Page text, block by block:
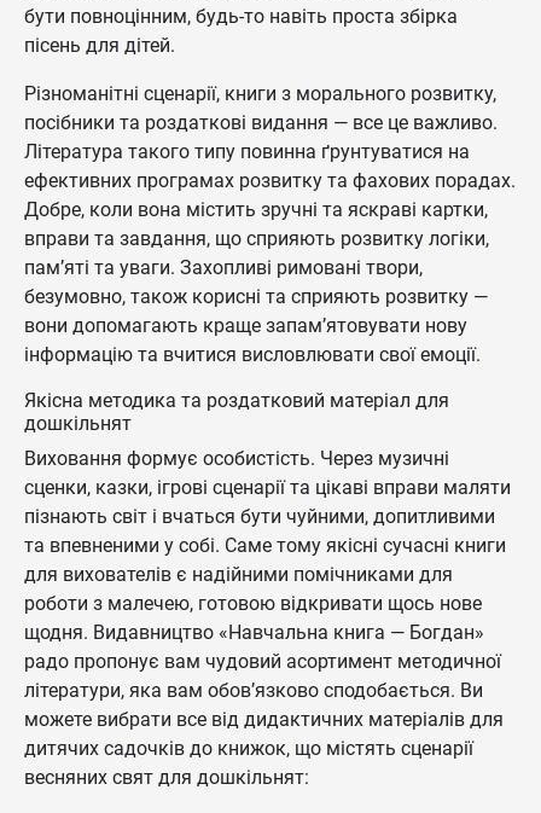
бути повноцінним, будь-то навіть проста збірка
пісень для дітей.
Різноманітні сценарії, книги з морального розвитку,
посібники та роздаткові видання — все це важливо.
Література такого типу повинна ґрунтуватися на
ефективних програмах розвитку та фахових порадах.
Добре, коли вона містить зручні та яскраві картки,
вправи та завдання, що сприяють розвитку логіки,
пам’яті та уваги. Захопливі римовані твори,
безумовно, також корисні та сприяють розвитку —
вони допомагають краще запам’ятовувати нову
інформацію та вчитися висловлювати свої емоції.
Якісна методика та роздатковий матеріал для
дошкільнят
Виховання формує особистість. Через музичні
сценки, казки, ігрові сценарії та цікаві вправи маляти
пізнають світ і вчаться бути чуйними, допитливими
та впевненими у собі. Саме тому якісні сучасні книги
для вихователів є надійними помічниками для
роботи з малечею, готовою відкривати щось нове
щодня. Видавництво «Навчальна книга — Богдан»
радо пропонує вам чудовий асортимент методичної
літератури, яка вам обов’язково сподобається. Ви
можете вибрати все від дидактичних матеріалів для
дитячих садочків до книжок, що містять сценарії
весняних свят для дошкільнят: